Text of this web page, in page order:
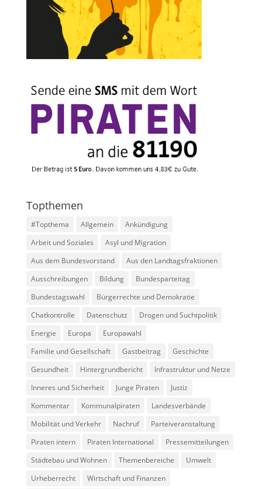
Topthemen
#Topthema Allgemein
Ankündigung
Arbeit und Soziales
Asyl und Migration
Aus dem Bundesvorstand
Aus den Landtagsfraktionen
Ausschreibungen
Bildung
Bundesparteitag
Bundestagswahl
Bürgerrechte und Demokratie
Chatkontrolle
Datenschutz
Drogen und Suchtpolitik
Energie
Europa
Europawahl
Familie und Gesellschaft
Gastbeitrag
Geschichte
Gesundheit
Hintergrundbericht
Infrastruktur und Netze
Inneres und Sicherheit
Junge Piraten
Justiz
Kommentar
Kommunalpiraten
Landesverbände
Mobilität und Verkehr
Nachruf
Parteiveranstaltung
Piraten intern
Piraten International
Pressemitteilungen
Städtebau und Wohnen
Themenbereiche
Umwelt
Urheberrecht
Wirtschaft und Finanzen